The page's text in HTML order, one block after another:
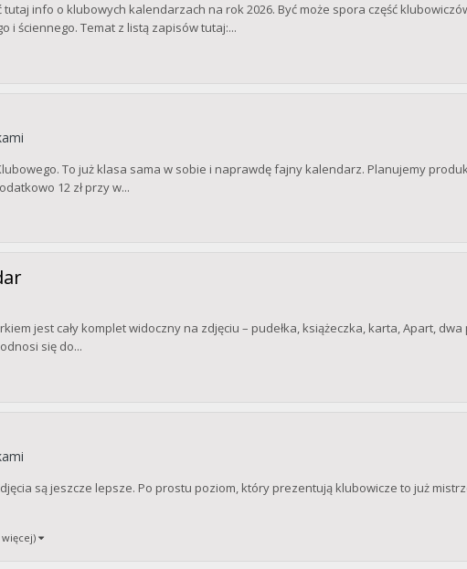
info o klubowych kalendarzach na rok 2026. Być może spora część
ściennego. Temat z listą zapisów tutaj:...
To już klasa sama w sobie i naprawdę fajny kalendarz. Planujemy
12 zł przy w...
jest cały komplet widoczny na zdjęciu – pudełka, książeczka, karta, Apart,
się do...
są jeszcze lepsze. Po prostu poziom, który prezentują klubowicze to już
więcej)